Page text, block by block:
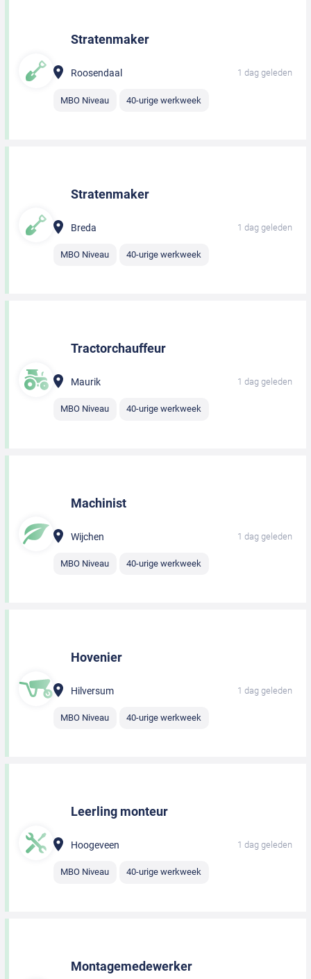
Stratenmaker
Roosendaal 1 dag geleden
MBO Niveau 40-urige werkweek
Stratenmaker
Breda 1 dag geleden
MBO Niveau 40-urige werkweek
Tractorchauffeur
Maurik 1 dag geleden
MBO Niveau 40-urige werkweek
Machinist
Wijchen 1 dag geleden
MBO Niveau 40-urige werkweek
Hovenier
Hilversum 1 dag geleden
MBO Niveau 40-urige werkweek
Leerling monteur
Hoogeveen 1 dag geleden
MBO Niveau 40-urige werkweek
Montagemedewerker